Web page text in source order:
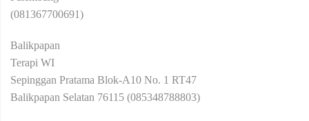
(081367700691)
Balikpapan
Terapi WI
Sepinggan Pratama Blok-A10 No. 1 RT47
Balikpapan Selatan 76115 (085348788803)